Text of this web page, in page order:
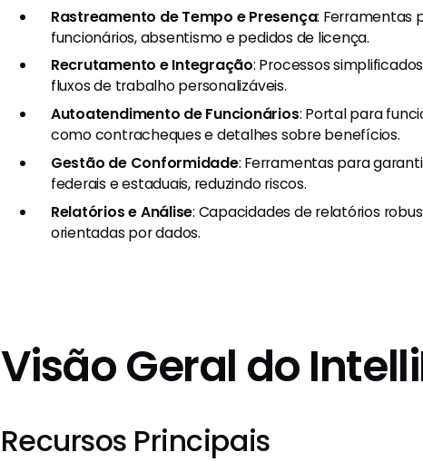
Rastreamento de Tempo e Presença: Ferramentas
funcionários, absentismo e pedidos de licença.
Recrutamento e Integração: Processos
fluxos de trabalho personalizáveis.
Autoatendimento de Funcionários: Portal para
como contracheques e detalhes sobre benefícios.
Gestão de Conformidade: Ferramentas para
federais e estaduais, reduzindo riscos.
Relatórios e Análise: Capacidades de relatórios
orientadas por dados.
Visão Geral do
Recursos Principais